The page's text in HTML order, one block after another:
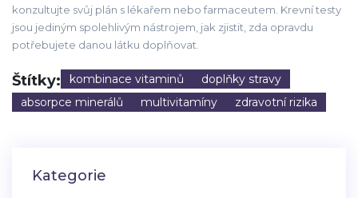
konzultujte svůj plán s lékařem nebo farmaceutem. Krevní testy
jsou jediným spolehlivým nástrojem, jak zjistit, zda opravdu
potřebujete danou látku doplňovat.
Štítky: kombinace vitaminů
doplňky stravy
absorpce minerálů
multivitamíny zdravotní rizika
Kategorie